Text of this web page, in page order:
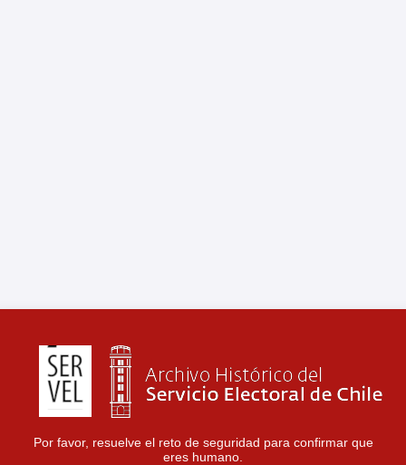
Por favor, resuelve el reto de seguridad para confirmar que
eres humano.